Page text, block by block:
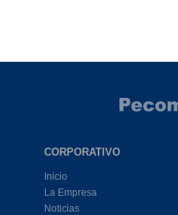
CORPORATIVO
Inicio
La Empresa
Noticias